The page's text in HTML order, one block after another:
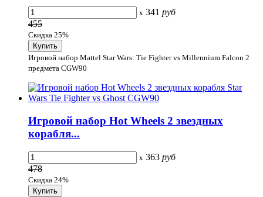
x 341 руб
455
Скидка 25%
Игровой набор Mattel Star Wars: Tie Fighter vs Millennium Falcon 2
предмета CGW90
Игровой набор Hot Wheels 2 звездных
корабля...
x 363 руб
478
Скидка 24%